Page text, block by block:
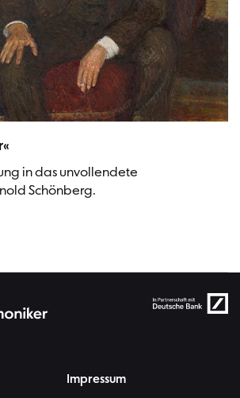
in das unvollendete
Schönberg.
Impressum